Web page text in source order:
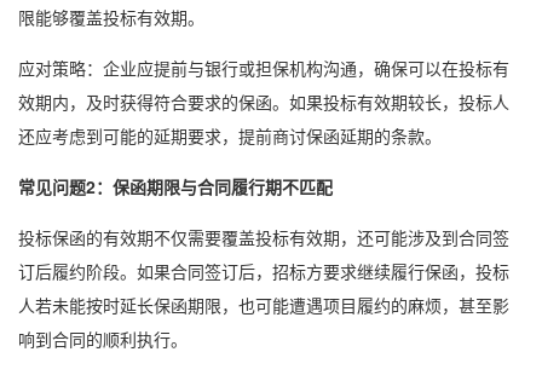
限能够覆盖投标有效期。
应对策略：企业应提前与银行或担保机构沟通，确保可以在投标有
效期内，及时获得符合要求的保函。如果投标有效期较长，投标人
还应考虑到可能的延期要求，提前商讨保函延期的条款。
常见问题2：保函期限与合同履行期不匹配
投标保函的有效期不仅需要覆盖投标有效期，还可能涉及到合同签
订后履约阶段。如果合同签订后，招标方要求继续履行保函，投标
人若未能按时延长保函期限，也可能遭遇项目履约的麻烦，甚至影
响到合同的顺利执行。